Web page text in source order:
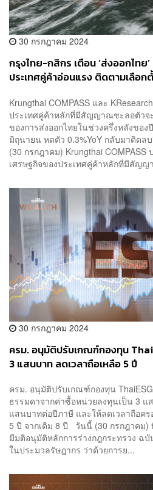
30 กรกฎาคม 2024
กรุงไทย-กสิกร เตือน ‘ส่งออกไทย
ประเทศคู่ค้าอ่อนแรง ติดตามเลือ
Krungthai COMPASS และ
ประเทศคู่ค้าหลักที่มีสัญญาณชะลอตัวจ
ของการส่งออกไทยในช่วงครึ่งหลังของ
มิถุนายน หดตัว 0.3%YoY กลับมาติด
(30 กรกฎาคม) Krungthai COMPASS
เศรษฐกิจของประเทศคู่ค้าหลักที่มีสัญญ
30 กรกฎาคม 2024
ครม. อนุมัติปรับเกณฑ์กองทุน
3 แสนบาท ลดเวลาถือเหลือ 5 ปี
ครม. อนุมัติปรับเกณฑ์กองทุน
ธรรมดาจากค่าซื้อหน่วยลงทุนเป็น 3 แ
แสนบาทต่อปีภาษี และให้ลดเวลาถือค
5 ปี จากเดิม 8 ปี วันนี้ (30 กรกฎาคม
มีมติอนุมัติหลักการร่างกฎกระทรวง ฉ
ในประมวลรัษฎากร ว่าด้วยการย...